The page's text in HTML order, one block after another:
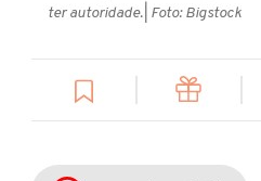
ter autoridade. | Foto: Bigstock